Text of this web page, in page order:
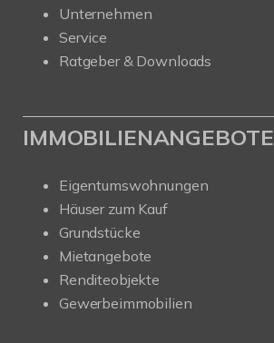
Unternehmen
Service
Ratgeber & Downloads
IMMOBILIENANGEBOTE
Eigentumswohnungen
Häuser zum Kauf
Grundstücke
Mietangebote
Renditeobjekte
Gewerbeimmobilien